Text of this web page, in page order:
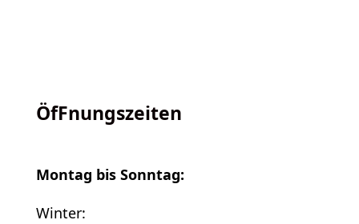
ÖfFnungszeiten
Montag bis Sonntag:
Winter: